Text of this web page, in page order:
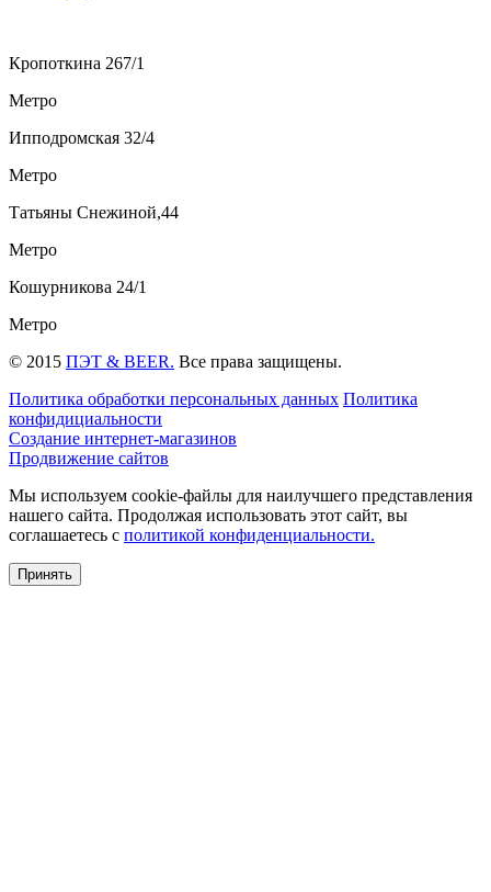
Кропоткина 267/1
Метро
Ипподромская 32/4
Метро
Татьяны Снежиной,44
Метро
Кошурникова 24/1
Метро
© 2015 ПЭТ & BEER. Все права защищены.
Политика обработки персональных данных Политика
конфидициальности
Создание интернет-магазинов
Продвижение сайтов
Мы используем cookie-файлы для наилучшего представления
нашего сайта. Продолжая использовать этот сайт, вы
соглашаетесь c политикой конфиденциальности.
Принять